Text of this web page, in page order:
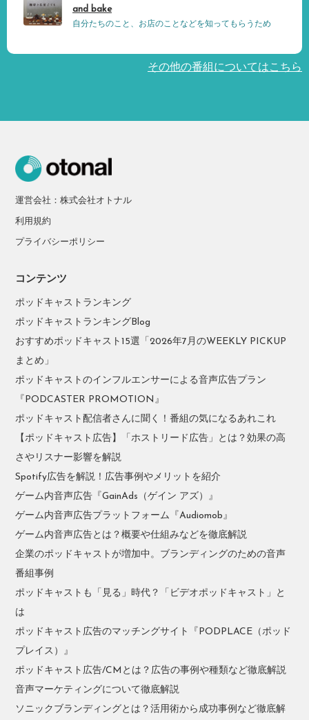
and bake
自分たちのこと、お店のことなどを知ってもらうため
その他の番組についてはこちら
運営会社：株式会社オトナル
利用規約
プライバシーポリシー
コンテンツ
ポッドキャストランキング
ポッドキャストランキングBlog
おすすめポッドキャスト15選「2026年7月のWEEKLY PICKUP
まとめ」
ポッドキャストのインフルエンサーによる音声広告プラン
『PODCASTER PROMOTION』
ポッドキャスト配信者さんに聞く！番組の気になるあれこれ
【ポッドキャスト広告】「ホストリード広告」とは？効果の高
さやリスナー影響を解説
Spotify広告を解説！広告事例やメリットを紹介
ゲーム内音声広告『GainAds（ゲイン アズ）』
ゲーム内音声広告プラットフォーム『Audiomob』
ゲーム内音声広告とは？概要や仕組みなどを徹底解説
企業のポッドキャストが増加中。ブランディングのための音声
番組事例
ポッドキャストも「見る」時代？「ビデオポッドキャスト」と
は
ポッドキャスト広告のマッチングサイト『PODPLACE（ポッド
プレイス）』
ポッドキャスト広告/CMとは？広告の事例や種類など徹底解説
音声マーケティングについて徹底解説
ソニックブランディングとは？活用術から成功事例など徹底解